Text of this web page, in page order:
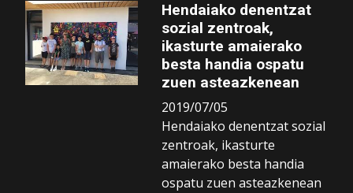
Hendaiako denentzat
sozial zentroak,
ikasturte amaierako
besta handia ospatu
zuen asteazkenean
2019/07/05
Hendaiako denentzat sozial
zentroak, ikasturte
amaierako besta handia
ospatu zuen asteazkenean